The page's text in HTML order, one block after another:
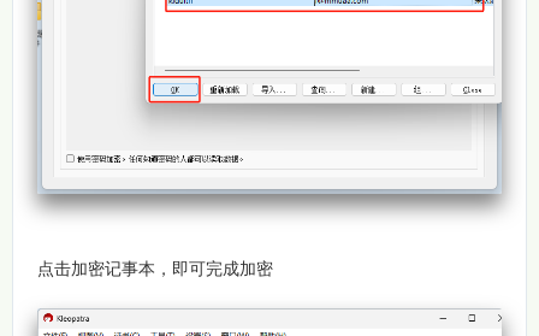
点击加密记事本，即可完成加密